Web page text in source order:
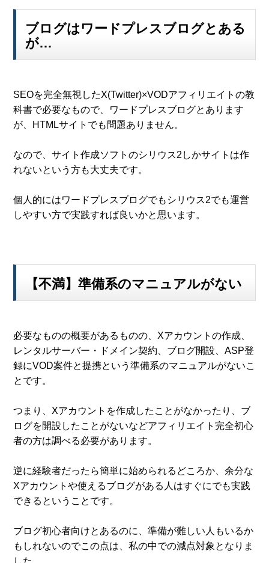
ブログはワードプレスブログとある
が…
SEOを完全無視したX(Twitter)×VODアフィリエイトの教
科書で必要なもので、ワードプレスブログとあります
が、HTMLサイトでも問題ありません。
なので、サイト作成ソフトのシリウス2しかサイトは作
れないという方も大丈夫です。
個人的にはワードプレスブログでもシリウス2でも運営
しやすい方で実践すれば良いかと思います。
【不満】準備系のマニュアルがない
必要なものの概要があるものの、Xアカウントの作成、
レンタルサーバー・ドメイン契約、ブログ開設、ASP登
録にVOD案件と提携という準備系のマニュアルがないこ
とです。
つまり、Xアカウントを作成したことがなかったり、ブ
ログを開設したことがないなどアフィリエイト完全初心
者の方は調べる必要があります。
逆に経験者だったら簡単に始められるどころか、余分な
Xアカウントや使えるブログがある人はすぐにでも実践
できるということです。
ブログ初心者向けとあるのに、準備が難しい人もいるか
もしれないのでこの点は、私の中での減点対象となりま
した。